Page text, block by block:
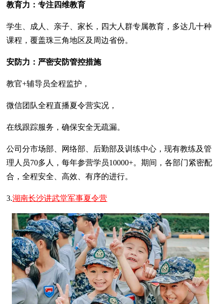
教育力：专注四维教育
学生、成人、亲子、家长，四大人群专属教育，多达几十种
课程，覆盖珠三角地区及周边省份。
安防力：严密安防管控措施
教官+辅导员全程监护，
微信团队全程直播夏令营实况，
在线跟踪服务，确保安全无疏漏。
公司分市场部、网络部、后勤部及训练中心，现有教练及管
理人员70多人，每年参营学员10000+。期间，各部门紧密配
合，全程安全、高效、有序的进行。
3.湖南长沙讲武堂军事夏令营